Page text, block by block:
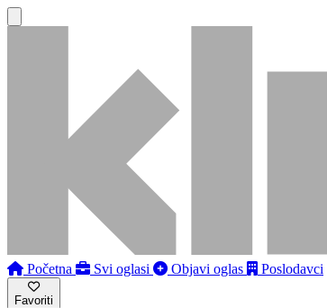
Početna Svi oglasi Objavi oglas Poslodavci
Favoriti